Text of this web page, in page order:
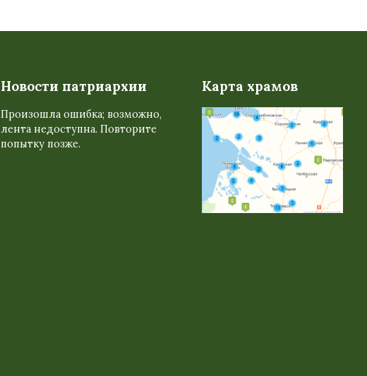
Новости патриархии
Произошла ошибка; возможно,
лента недоступна. Повторите
попытку позже.
Карта храмов